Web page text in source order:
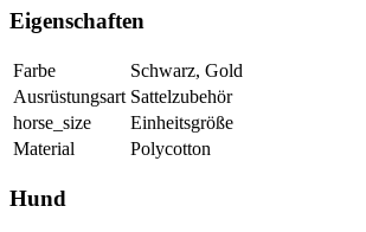
Eigenschaften
Farbe
Schwarz, Gold
Ausrüstungsart Sattelzubehör
horse_size
Einheitsgröße
Material
Polycotton
Hund